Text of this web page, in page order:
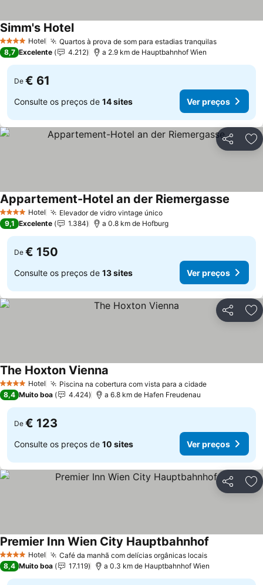
4 EstrelasHotel Quartos à prova de som para estadias tranquilas
Simm's Hotel
8,7 Excelente 4.212 a 2.9 km de Hauptbahnhof Wien
De € 61
Consulte os preços de 14 sites Ver preços
Partilhar
4 EstrelasHotel Elevador de vidro vintage único
Appartement-Hotel an der Riemergasse
9,1 Excelente 1.384 a 0.8 km de Hofburg
De € 150
Consulte os preços de 13 sites Ver preços
Partilhar
4 EstrelasHotel Piscina na cobertura com vista para a cidade
The Hoxton Vienna
8,4 Muito boa 4.424 a 6.8 km de Hafen Freudenau
De € 123
Consulte os preços de 10 sites Ver preços
Partilhar
4 EstrelasHotel Café da manhã com delícias orgânicas locais
Premier Inn Wien City Hauptbahnhof
8,4 Muito boa 17.119 a 0.3 km de Hauptbahnhof Wien